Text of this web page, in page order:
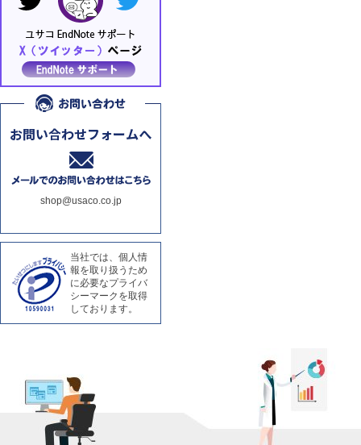
shop@usaco.co.jp
当社では、個人情
報を取り扱うため
に必要なプライバ
シーマークを取得
しております。